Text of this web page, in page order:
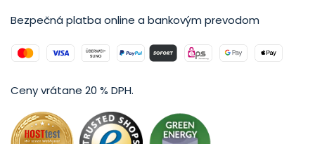
Bezpečná platba online a bankovým prevodom
Ceny vrátane 20 % DPH.